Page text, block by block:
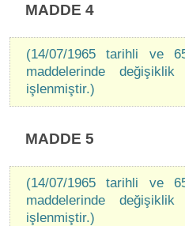
MADDE 4
(14/07/1965 tarihli ve
maddelerinde
işlenmiştir.)
MADDE 5
(14/07/1965 tarihli ve
maddelerinde
işlenmiştir.)